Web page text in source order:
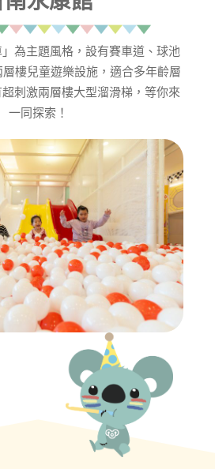
為主題風格，設有賽車道、球池
樓兒童遊樂設施，適合多年齡層
刺激兩層樓大型溜滑梯，等你來
一同探索！